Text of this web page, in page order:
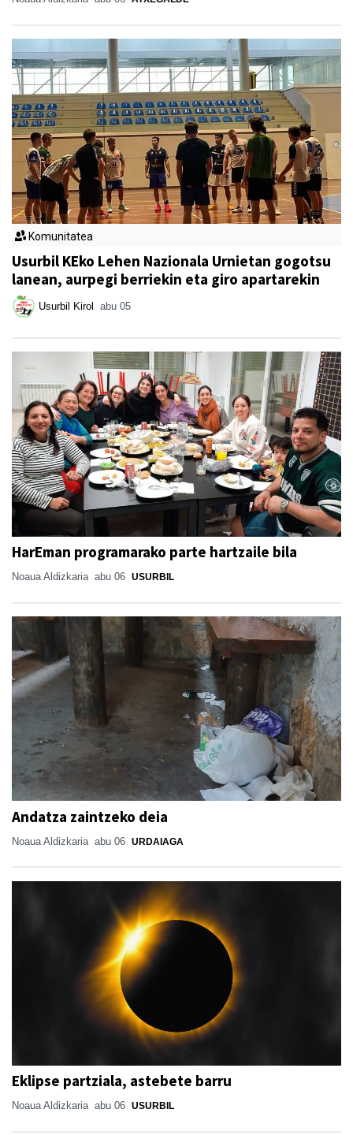
Komunitatea
Usurbil KEko Lehen Nazionala Urnietan gogotsu
lanean, aurpegi berriekin eta giro apartarekin
Usurbil Kirol abu 05
HarEman programarako parte hartzaile bila
Noaua Aldizkaria abu 06 USURBIL
Andatza zaintzeko deia
Noaua Aldizkaria abu 06 URDAIAGA
Eklipse partziala, astebete barru
Noaua Aldizkaria abu 06 USURBIL